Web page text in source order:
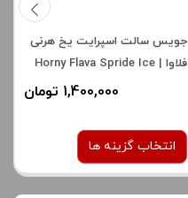
جویس سالت اسپرایت یخ هرنی
فلاوا | Horny Flava Spride Ice
1,400,000 تومان
انتخاب گزینه ها